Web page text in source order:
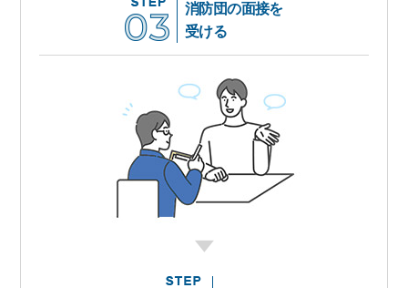
消防団の面接を
受ける